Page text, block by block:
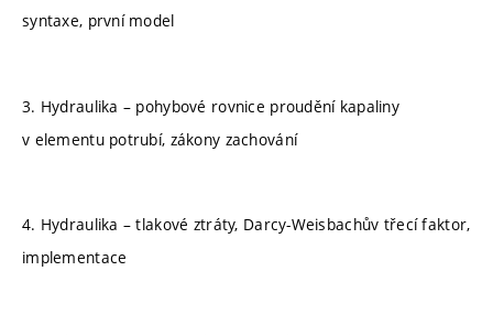
syntaxe, první model
3. Hydraulika – pohybové rovnice proudění kapaliny
v elementu potrubí, zákony zachování
4. Hydraulika – tlakové ztráty, Darcy-Weisbachův třecí faktor,
implementace